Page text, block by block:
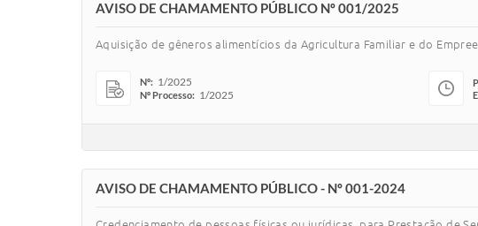
AVISO DE CHAMAMENTO PÚBLICO Nº 001/2025
Aquisição de gêneros alimentícios da Agricultura Familiar e do
Nº: 1/2025
Nº Processo: 1/2025
AVISO DE CHAMAMENTO PÚBLICO - Nº 001-2024